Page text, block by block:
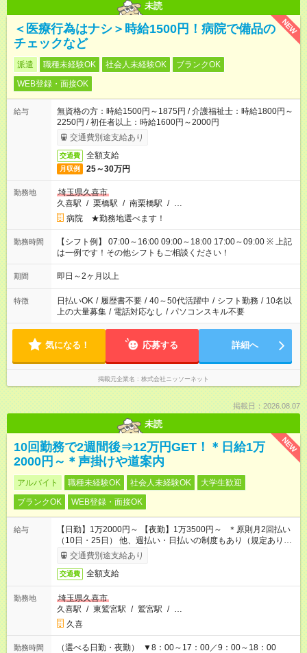
未読
NEW
＜医療行為はナシ＞時給1500円！病院で備品の
チェックなど
派遣 職種未経験OK 社会人未経験OK
ブランクOK
WEB登録・面接OK
給与
無資格の方：時給1500円～1875円 / 介護福祉士：時給1800円～
2250円 / 初任者以上：時給1600円～2000円
交通費別途支給あり
交通費 全額支給
月収例 25～30万円
勤務地
埼玉県久喜市
久喜駅 / 栗橋駅 / 南栗橋駅 / …
病院 ★勤務地選べます！
勤務時間
【シフト例】 07:00～16:00 09:00～18:00 17:00～09:00 ※ 上記
は一例です！その他シフトもご相談ください！
期間 即日～2ヶ月以上
特徴 日払いOK / 履歴書不要 / 40～50代活躍中 / シフト勤務 / 10名以
上の大量募集 / 電話対応なし / パソコンスキル不要
気になる！ 応募する 詳細へ
掲載元企業名 株式会社ニッソーネット
掲載日：2026.08.07
未読
NEW
10回勤務で2週間後⇒12万円GET！＊日給1万
2000円～＊声掛けや道案内
アルバイト 職種未経験OK 社会人未経験OK
大学生歓迎
ブランクOK
WEB登録・面接OK
給与
【日勤】1万2000円～ 【夜勤】1万3500円～ ＊原則月2回払い
（10日・25日） 他、週払い・日払いの制度もあり（規定あり）
＃日収1万円以上
交通費別途支給あり
交通費 全額支給
勤務地
埼玉県久喜市
久喜駅 / 東鷲宮駅 / 鷲宮駅 / …
久喜
勤務時間
（選べる日勤・夜勤） ▼8：00～17：00／9：00～18：00